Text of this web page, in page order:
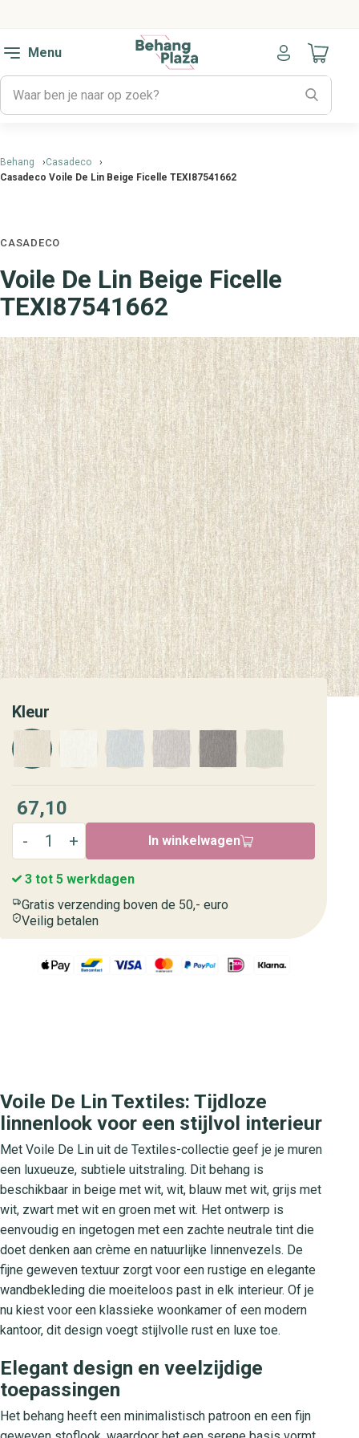
Menu
Naar
Behang
Casadeco
Casadeco Voile De Lin Beige Ficelle TEXI87541662
CASADECO
Voile De Lin Beige Ficelle
TEXI87541662
Kleur
67,10
In winkelwagen
3 tot 5 werkdagen
Gratis verzending boven de 50,- euro
Veilig betalen
Voile De Lin Textiles: Tijdloze
linnenlook voor een stijlvol interieur
Met Voile De Lin uit de Textiles-collectie geef je je muren
een luxueuze, subtiele uitstraling. Dit behang is
beschikbaar in beige met wit, wit, blauw met wit, grijs met
wit, zwart met wit en groen met wit. Het ontwerp is
eenvoudig en ingetogen met een zachte neutrale tint die
doet denken aan crème en natuurlijke linnenvezels. De
fijne geweven textuur zorgt voor een rustige en elegante
wandbekleding die moeiteloos past in elk interieur. Of je
nu kiest voor een klassieke woonkamer of een modern
kantoor, dit design voegt stijlvolle rust en luxe toe.
Elegant design en veelzijdige
toepassingen
Het behang heeft een minimalistisch patroon en een fijn